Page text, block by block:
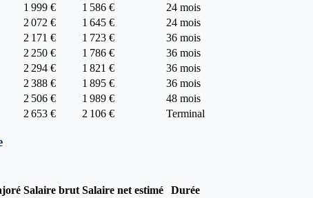
1 999 € 1 586 €
24 mois
2 072 € 1 645 €
24 mois
2 171 € 1 723 €
36 mois
2 250 € 1 786 €
36 mois
2 294 € 1 821 €
36 mois
2 388 € 1 895 €
36 mois
2 506 € 1 989 €
48 mois
2 653 € 2 106 € Terminal
Salaire brut Salaire net estimé
Durée